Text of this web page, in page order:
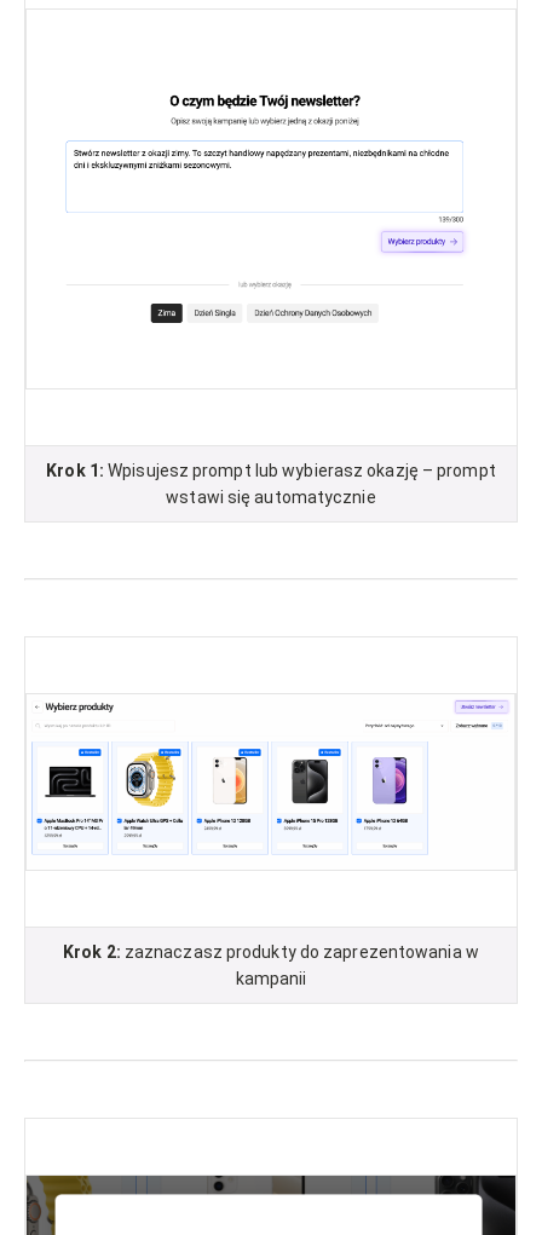
Krok 1: Wpisujesz prompt lub wybierasz okazję – prompt
wstawi się automatycznie
Krok 2: zaznaczasz produkty do zaprezentowania w
kampanii